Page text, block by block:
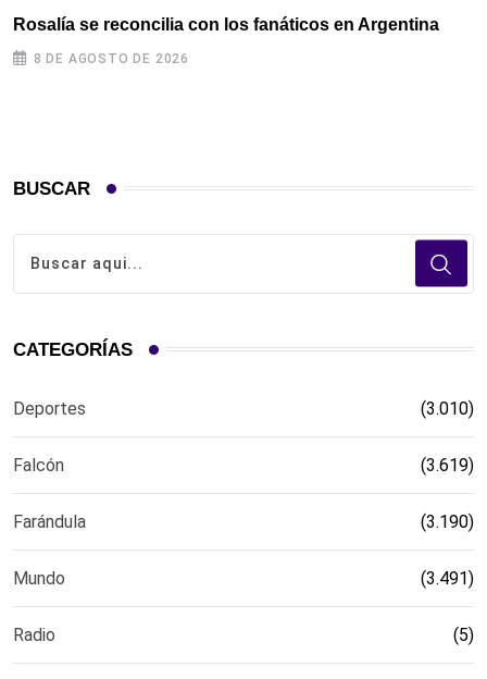
Rosalía se reconcilia con los fanáticos en Argentina
8 DE AGOSTO DE 2026
BUSCAR
CATEGORÍAS
Deportes (3.010)
Falcón (3.619)
Farándula (3.190)
Mundo (3.491)
Radio (5)